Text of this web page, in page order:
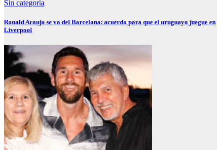
Sin categoría
Ronald Araujo se va del Barcelona: acuerdo para que el uruguayo juegue en
Liverpool